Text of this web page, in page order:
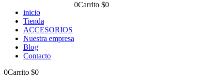
inicio
Tienda
ACCESORIOS
Nuestra empresa
Blog
Contacto
0Carrito $0
0Carrito $0